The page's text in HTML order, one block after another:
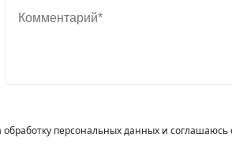
персональных данных и соглашаюсь